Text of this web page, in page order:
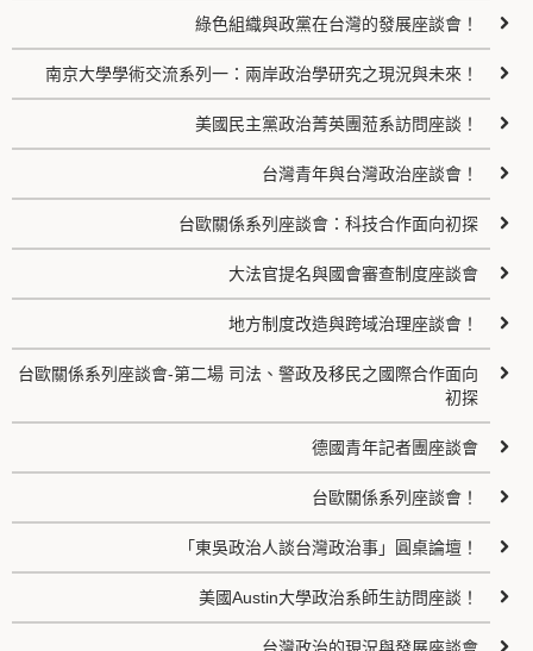
綠色組織與政黨在台灣的發展座談會！
南京大學學術交流系列一：兩岸政治學研究之現況與未來！
美國民主黨政治菁英團蒞系訪問座談！
台灣青年與台灣政治座談會！
台歐關係系列座談會：科技合作面向初探
大法官提名與國會審查制度座談會
地方制度改造與跨域治理座談會！
台歐關係系列座談會-第二場 司法、警政及移民之國際合作面向
初探
德國青年記者團座談會
台歐關係系列座談會！
「東吳政治人談台灣政治事」圓桌論壇！
美國Austin大學政治系師生訪問座談！